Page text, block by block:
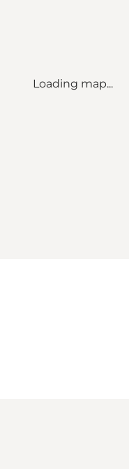
Loading map...